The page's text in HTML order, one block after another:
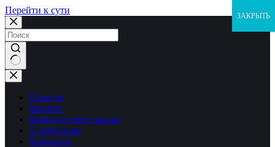
Перейти к сути
Ничего
не
найденоГлавная
Каталог
Выполненные заказы
О компании
Контакты
ЗАКРЫТЬ